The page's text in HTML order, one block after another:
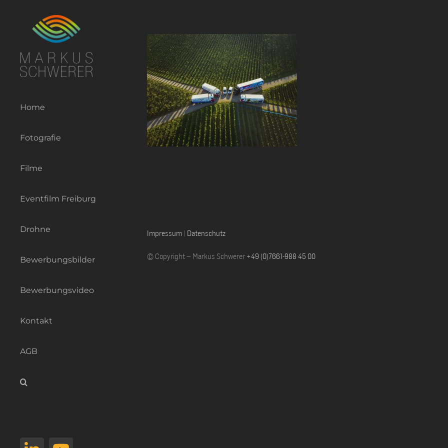
Home
Fotografie
Filme
Eventfilm Freiburg
Drohne
Bewerbungsbilder
Bewerbungsvideo
Kontakt
AGB
Impressum | Datenschutz
© Copyright – Markus Schwerer +49 (0)7661-988 45 00